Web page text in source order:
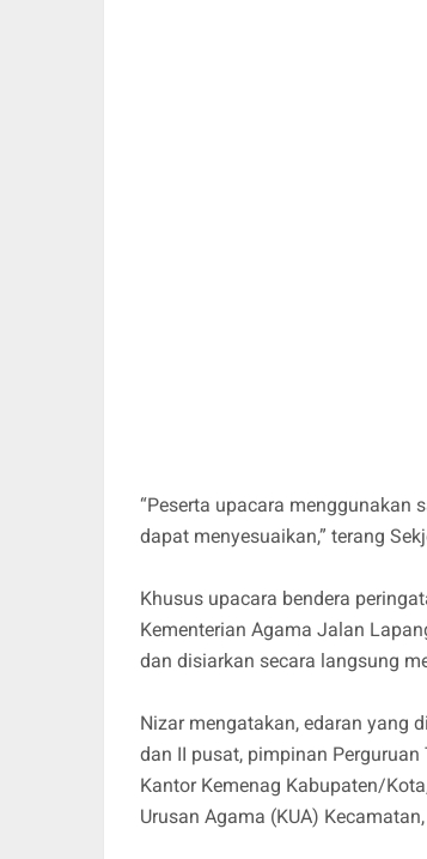
“Peserta upacara menggunakan
dapat menyesuaikan,” terang
Khusus upacara bendera
Kementerian Agama Jalan
dan disiarkan secara langsung
Nizar mengatakan, edaran yang
dan II pusat, pimpinan
Kantor Kemenag Kabupaten/
Urusan Agama (KUA)